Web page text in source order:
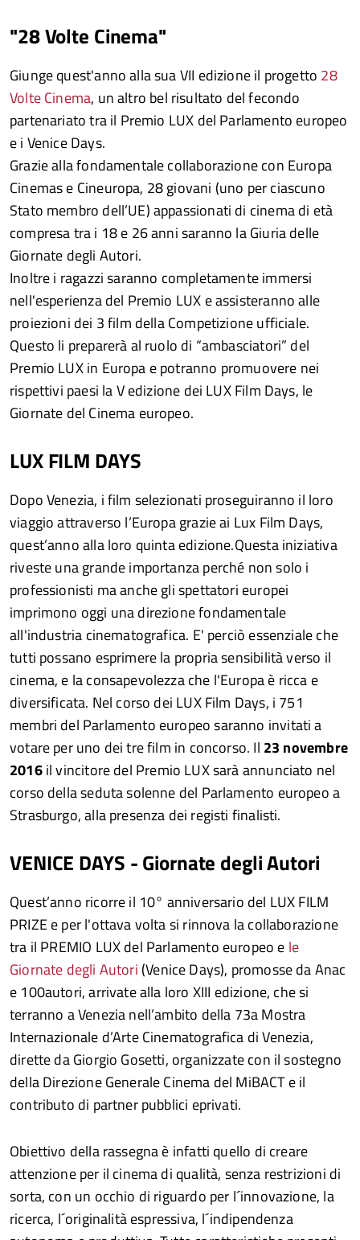
"28 Volte Cinema"
Giunge quest'anno alla sua VII edizione il progetto 28
Volte Cinema, un altro bel risultato del fecondo
partenariato tra il Premio LUX del Parlamento europeo
e i Venice Days.
Grazie alla fondamentale collaborazione con Europa
Cinemas e Cineuropa, 28 giovani (uno per ciascuno
Stato membro dell’UE) appassionati di cinema di età
compresa tra i 18 e 26 anni saranno la Giuria delle
Giornate degli Autori.
Inoltre i ragazzi saranno completamente immersi
nell'esperienza del Premio LUX e assisteranno alle
proiezioni dei 3 film della Competizione ufficiale.
Questo li preparerà al ruolo di “ambasciatori” del
Premio LUX in Europa e potranno promuovere nei
rispettivi paesi la V edizione dei LUX Film Days, le
Giornate del Cinema europeo.
LUX FILM DAYS
Dopo Venezia, i film selezionati proseguiranno il loro
viaggio attraverso l’Europa grazie ai Lux Film Days,
quest’anno alla loro quinta edizione.Questa iniziativa
riveste una grande importanza perché non solo i
professionisti ma anche gli spettatori europei
imprimono oggi una direzione fondamentale
all'industria cinematografica. E' perciò essenziale che
tutti possano esprimere la propria sensibilità verso il
cinema, e la consapevolezza che l'Europa è ricca e
diversificata. Nel corso dei LUX Film Days, i 751
membri del Parlamento europeo saranno invitati a
votare per uno dei tre film in concorso. Il 23 novembre
2016il vincitore del Premio LUX sarà annunciato nel
corso della seduta solenne del Parlamento europeo a
Strasburgo, alla presenza dei registi finalisti.
VENICE DAYS - Giornate degli Autori
Quest’anno ricorre il 10° anniversario del LUX FILM
PRIZE e per l'ottava volta si rinnova la collaborazione
tra il PREMIO LUX del Parlamento europeo e le
Giornate degli Autori (Venice Days), promosse da Anac
e 100autori, arrivate alla loro XIII edizione, che si
terranno a Venezia nell’ambito della 73a Mostra
Internazionale d’Arte Cinematografica di Venezia,
dirette da Giorgio Gosetti, organizzate con il sostegno
della Direzione Generale Cinema del MiBACT e il
contributo di partner pubblici eprivati.
Obiettivo della rassegna è infatti quello di creare
attenzione per il cinema di qualità, senza restrizioni di
sorta, con un occhio di riguardo per l´innovazione, la
ricerca, l´originalità espressiva, l´indipendenza